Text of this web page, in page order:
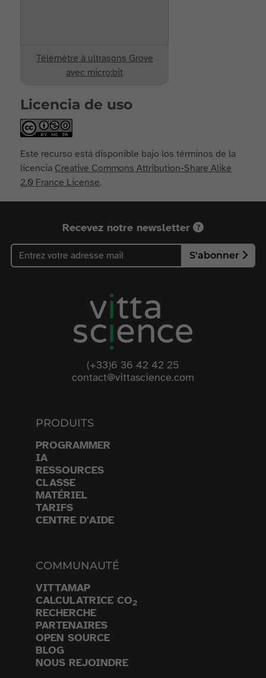
Télémètre à ultrasons Grove
avec micro:bit
Licencia de uso
Este recurso está disponible bajo los términos de la
licencia Creative Commons Attribution-Share Alike
2.0 France License.
Recevez notre newsletter
S'abonner
(+33)6 36 42 42 25
contact@vittascience.com
PRODUITS
PROGRAMMER
IA
RESSOURCES
CLASSE
MATÉRIEL
TARIFS
CENTRE D'AIDE
COMMUNAUTÉ
VITTAMAP
CALCULATRICE CO2
RECHERCHE
PARTENAIRES
OPEN SOURCE
BLOG
NOUS REJOINDRE